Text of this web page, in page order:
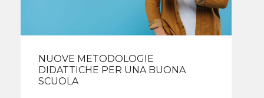
NUOVE METODOLOGIE
DIDATTICHE PER UNA BUONA
SCUOLA